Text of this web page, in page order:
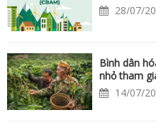
28/07/
Bình dân
nhỏ tham
14/07/